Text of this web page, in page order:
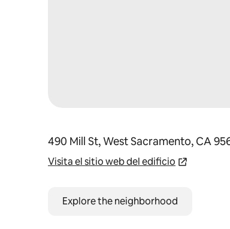
490 Mill St, West Sacramento, CA
Visita el sitio web del edificio
Explore the neighborhood